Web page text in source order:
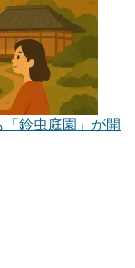
「鈴虫庭園」が開